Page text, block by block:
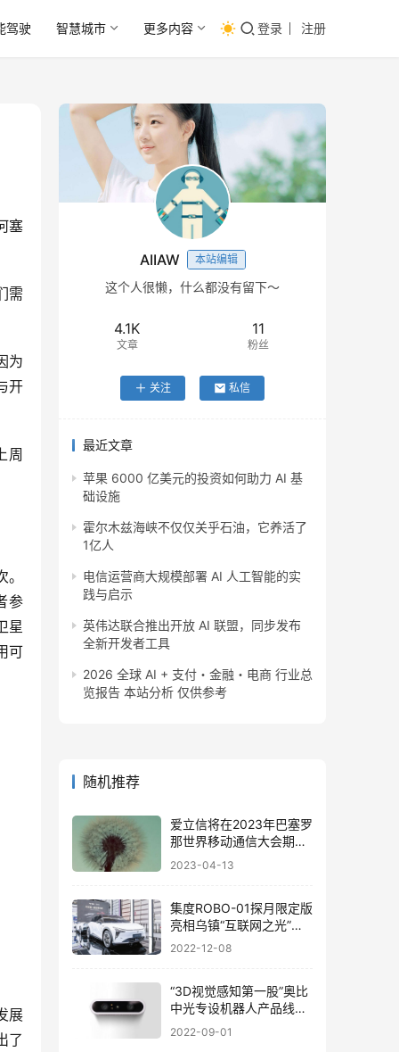
驾驶 智慧城市 更多内容 登录 注册
塞
需
为
开
周
参
星
可
展
了
AIIAW 本站编辑
这个人很懒，什么都没有留下～
4.1K
文章
11
粉丝
关注 私信
最近文章
苹果 6000 亿美元的投资如何助力 AI 基
础设施
霍尔木兹海峡不仅仅关乎石油，它养活了
1亿人
电信运营商大规模部署 AI 人工智能的实
践与启示
英伟达联合推出开放 AI 联盟，同步发布
全新开发者工具
2026 全球 AI + 支付・金融・电商 行业总
览报告 本站分析 仅供参考
随机推荐
爱立信将在2023年巴塞罗
那世界移动通信大会期间
发布十款全新无线产品
2023-04-13
集度ROBO-01探月限定版
亮相乌镇“互联网之光”博
览会
2022-12-08
“3D视觉感知第一股”奥比
中光专设机器人产品线，
机器人商业化落地全面提
2022-09-01